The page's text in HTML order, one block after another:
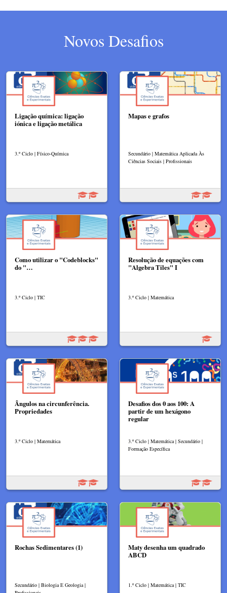
Novos Desafios
Ligação química: ligação
iónica e ligação metálica
3.º Ciclo | Físico-Química
Mapas e grafos
Secundário | Matemática Aplicada Às
Ciências Sociais | Profissionais
Como utilizar o "Codeblocks"
do "…
3.º Ciclo | TIC
Resolução de equações com
"Algebra Tiles"​ I
3.º Ciclo | Matemática
Ângulos na circunferência.
Propriedades
3.º Ciclo | Matemática
Desafios dos 0 aos 100: A
partir de um hexágono
regular
3.º Ciclo | Matemática | Secundário |
Formação Específica
Rochas Sedimentares (1)
Secundário | Biologia E Geologia |
Maty desenha um quadrado
ABCD
1.º Ciclo | Matemática | TIC